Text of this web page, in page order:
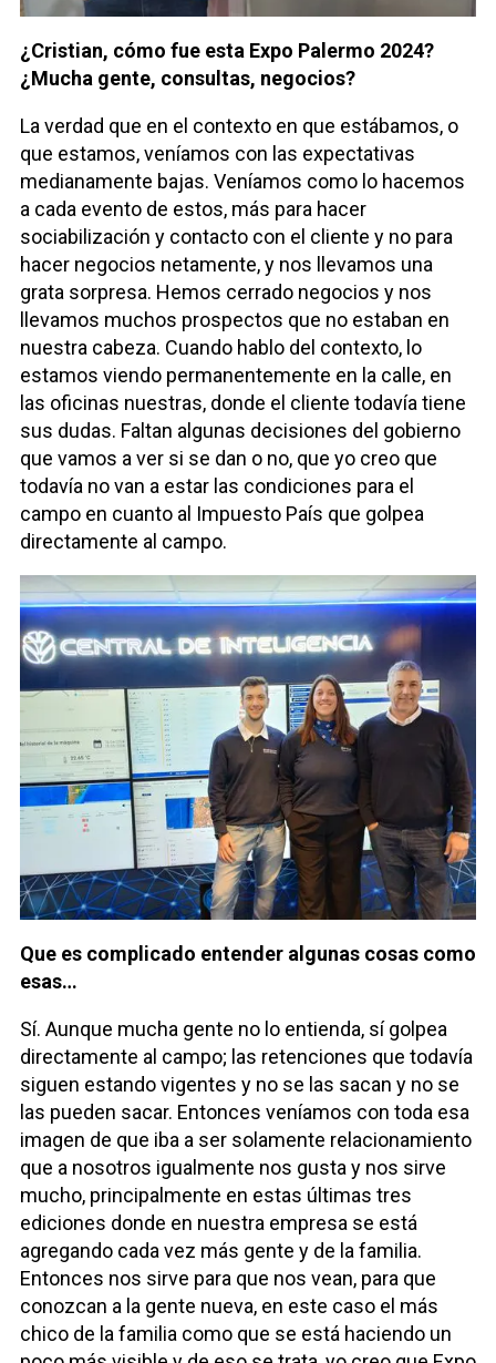
¿Cristian, cómo fue esta Expo Palermo 2024?
¿Mucha gente, consultas, negocios?
La verdad que en el contexto en que estábamos, o
que estamos, veníamos con las expectativas
medianamente bajas. Veníamos como lo hacemos
a cada evento de estos, más para hacer
sociabilización y contacto con el cliente y no para
hacer negocios netamente, y nos llevamos una
grata sorpresa. Hemos cerrado negocios y nos
llevamos muchos prospectos que no estaban en
nuestra cabeza. Cuando hablo del contexto, lo
estamos viendo permanentemente en la calle, en
las oficinas nuestras, donde el cliente todavía tiene
sus dudas. Faltan algunas decisiones del gobierno
que vamos a ver si se dan o no, que yo creo que
todavía no van a estar las condiciones para el
campo en cuanto al Impuesto País que golpea
directamente al campo.
Que es complicado entender algunas cosas como
esas…
Sí. Aunque mucha gente no lo entienda, sí golpea
directamente al campo; las retenciones que todavía
siguen estando vigentes y no se las sacan y no se
las pueden sacar. Entonces veníamos con toda esa
imagen de que iba a ser solamente relacionamiento
que a nosotros igualmente nos gusta y nos sirve
mucho, principalmente en estas últimas tres
ediciones donde en nuestra empresa se está
agregando cada vez más gente y de la familia.
Entonces nos sirve para que nos vean, para que
conozcan a la gente nueva, en este caso el más
chico de la familia como que se está haciendo un